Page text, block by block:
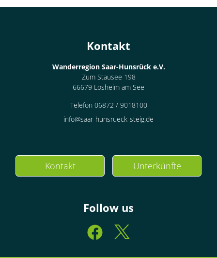
Kontakt
Wanderregion Saar-Hunsrück e.V.
Zum Stausee 198
66679 Losheim am See
Telefon 06872 / 9018100
info@saar-hunsrueck-steig.de
Kontakt Unterkünfte
Follow us